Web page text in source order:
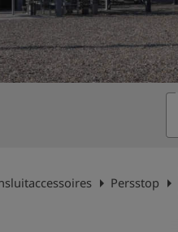
arrow_right Persstop arrow_right